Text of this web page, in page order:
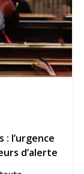
l’urgence
d’alerte